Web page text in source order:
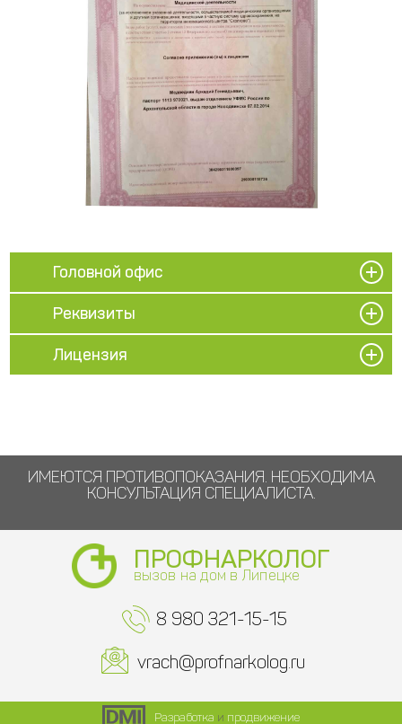
Головной офис
Реквизиты
Лицензия
ИМЕЮТСЯ ПРОТИВОПОКАЗАНИЯ. НЕОБХОДИМА
КОНСУЛЬТАЦИЯ СПЕЦИАЛИСТА.
ПРОФНАРКОЛОГ
вызов на дом в Липецке
8 980 321-15-15
vrach@profnarkolog.ru
Разработка и продвижение